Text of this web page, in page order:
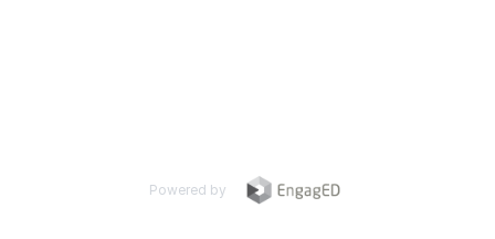
Powered by